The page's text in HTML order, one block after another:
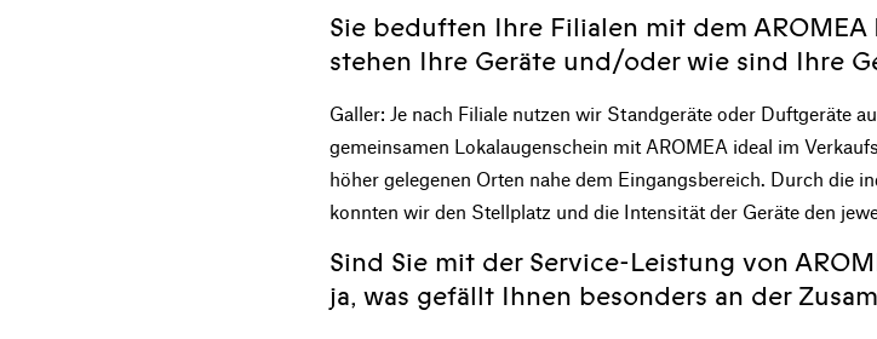
Sie beduften Ihre Filialen mit dem AROMEA
stehen Ihre Geräte und/oder wie sind Ihre
Galler: Je nach Filiale nutzen wir Standgeräte oder Duftgeräte
gemeinsamen Lokalaugenschein mit AROMEA ideal im
höher gelegenen Orten nahe dem Eingangsbereich. Durch die
konnten wir den Stellplatz und die Intensität der Geräte den
Sind Sie mit der Service-Leistung von
ja, was gefällt Ihnen besonders an der